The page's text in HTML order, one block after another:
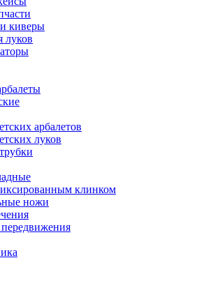
киверы
луков
арбалетов
луков
клинком
ножи